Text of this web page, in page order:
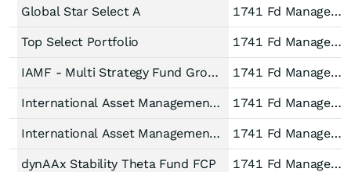
Global Star Select A 1741 Fd Managem AG
Top Select Portfolio 1741 Fd Managem AG
IAMF - Multi Strategy Fund Growth 1741 Fd Managem AG
International Asset Management Fund FCP - Flexible Invest P 1741 Fd Managem AG
International Asset Management Fund FCP - Basis Portfolio 1741 Fd Managem AG
dynAAx Stability Theta Fund FCP 1741 Fd Managem AG